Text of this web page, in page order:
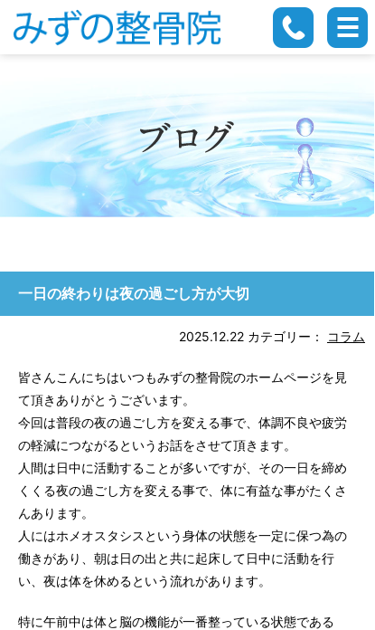
一日の終わりは夜の過ごし方が大切
2025.12.22 カテゴリー： コラム
皆さんこんにちはいつもみずの整骨院のホームページを見
て頂きありがとうございます。
今回は普段の夜の過ごし方を変える事で、体調不良や疲労
の軽減につながるというお話をさせて頂きます。
人間は日中に活動することが多いですが、その一日を締め
くくる夜の過ごし方を変える事で、体に有益な事がたくさ
んあります。
人にはホメオスタシスという身体の状態を一定に保つ為の
働きがあり、朝は日の出と共に起床して日中に活動を行
い、夜は体を休めるという流れがあります。
特に午前中は体と脳の機能が一番整っている状態である